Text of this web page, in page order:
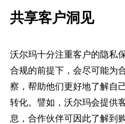
共享客户洞见
沃尔玛十分注重客户的隐私
合规的前提下，会尽可能为
察，帮助他们更好地了解自
转化。譬如，沃尔玛会提供
息，合作伙伴可因此了解到